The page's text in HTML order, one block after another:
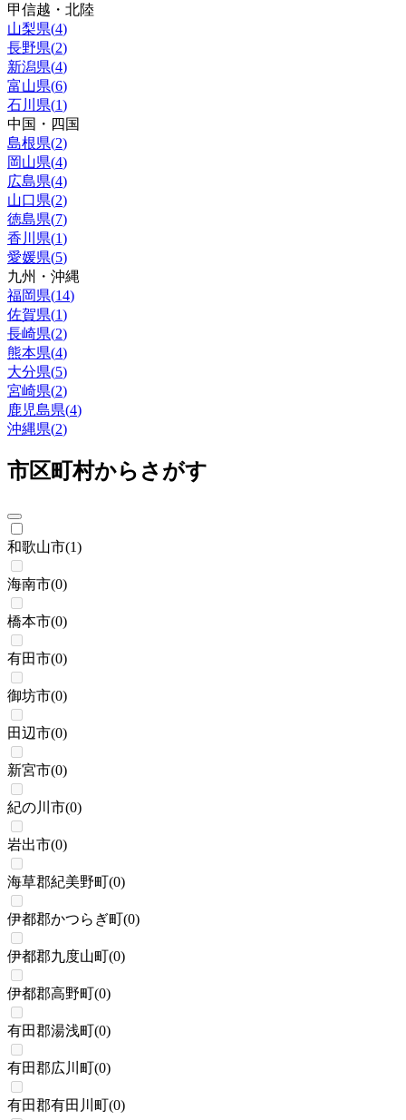
甲信越・北陸
山梨県(4)
長野県(2)
新潟県(4)
富山県(6)
石川県(1)
中国・四国
島根県(2)
岡山県(4)
広島県(4)
山口県(2)
徳島県(7)
香川県(1)
愛媛県(5)
九州・沖縄
福岡県(14)
佐賀県(1)
長崎県(2)
熊本県(4)
大分県(5)
宮崎県(2)
鹿児島県(4)
沖縄県(2)
市区町村からさがす
和歌山市(1)
海南市(0)
橋本市(0)
有田市(0)
御坊市(0)
田辺市(0)
新宮市(0)
紀の川市(0)
岩出市(0)
海草郡紀美野町(0)
伊都郡かつらぎ町(0)
伊都郡九度山町(0)
伊都郡高野町(0)
有田郡湯浅町(0)
有田郡広川町(0)
有田郡有田川町(0)